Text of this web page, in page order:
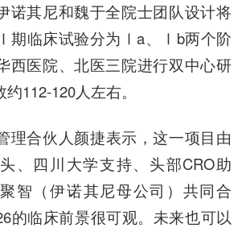
诺其尼和魏于全院士团队设计将
Ⅰ期临床试验分为Ⅰa、Ⅰb两个阶
西医院、北医三院进行双中心研
112-120人左右。
理合伙人颜捷表示，这一项目由
、四川大学支持、头部CRO助
智（伊诺其尼母公司）共同合
的临床前景很可观。未来也可以